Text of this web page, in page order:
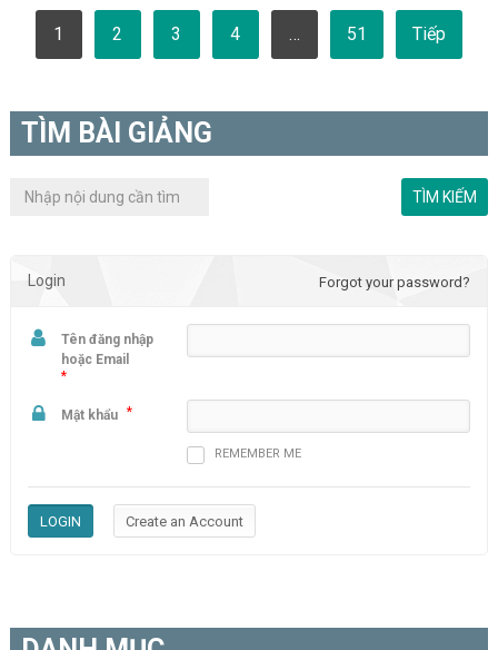
Phân
trang
bài
1 2 3 4 … 51 Tiếp
TÌM BÀI GIẢNG
Login Forgot your password?
Tên đăng nhập
hoặc Email
*
Mật khẩu *
REMEMBER ME